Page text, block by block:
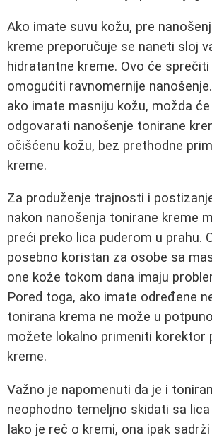
Ako imate suvu kožu, pre
kreme preporučuje se naneti sloj
hidratantne kreme. Ovo će sprečiti
omogućiti ravnomernije
ako imate masniju kožu, možda
odgovarati nanošenje tonirane
očišćenu kožu, bez prethodne
kreme.
Za produženje trajnosti i
nakon nanošenja tonirane kreme
preći preko lica puderom u prahu.
posebno koristan za osobe sa
one kože tokom dana imaju
Pored toga, ako imate određene
tonirana krema ne može u
možete lokalno primeniti korektor
kreme.
Važno je napomenuti da je i
neophodno temeljno skidati sa
Iako je reč o kremi, ona ipak